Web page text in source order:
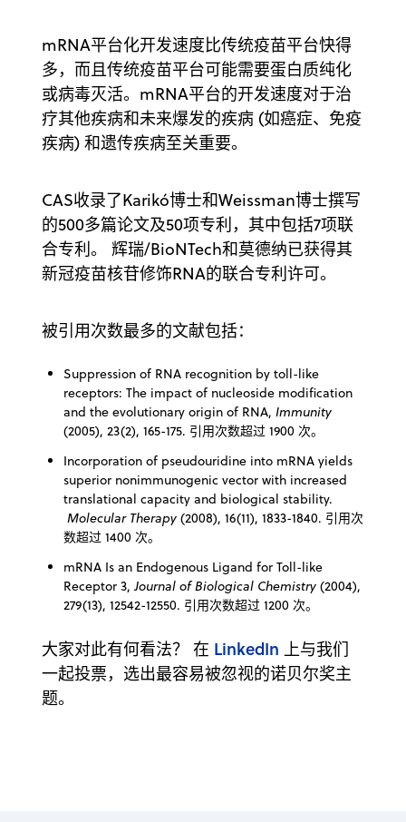
mRNA平台化开发速度比传统疫苗平台快得
多，而且传统疫苗平台可能需要蛋白质纯化
或病毒灭活。mRNA平台的开发速度对于治
疗其他疾病和未来爆发的疾病 (如癌症、免疫
疾病) 和遗传疾病至关重要。
CAS收录了Karikó博士和Weissman博士撰写
的500多篇论文及50项专利，其中包括7项联
合专利。 辉瑞/BioNTech和莫德纳已获得其
新冠疫苗核苷修饰RNA的联合专利许可。
被引用次数最多的文献包括：
Suppression of RNA recognition by toll-like
receptors: The impact of nucleoside modification
and the evolutionary origin of RNA, Immunity
(2005), 23(2), 165-175. 引用次数超过 1900 次。
Incorporation of pseudouridine into mRNA yields
superior nonimmunogenic vector with increased
translational capacity and biological stability.
Molecular Therapy (2008), 16(11), 1833-1840. 引用次
数超过 1400 次。
mRNA Is an Endogenous Ligand for Toll-like
Receptor 3,Journal of Biological Chemistry (2004),
279(13), 12542-12550. 引用次数超过 1200 次。
大家对此有何看法？ 在 LinkedIn 上与我们
一起投票，选出最容易被忽视的诺贝尔奖主
题。